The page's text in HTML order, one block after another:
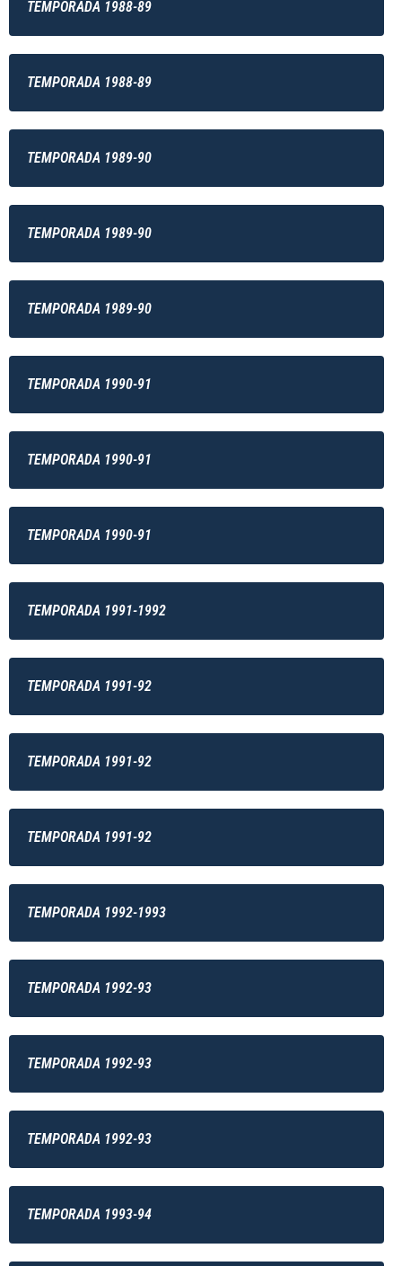
TEMPORADA 1988-89
TEMPORADA 1988-89
TEMPORADA 1989-90
TEMPORADA 1989-90
TEMPORADA 1989-90
TEMPORADA 1990-91
TEMPORADA 1990-91
TEMPORADA 1990-91
TEMPORADA 1991-1992
TEMPORADA 1991-92
TEMPORADA 1991-92
TEMPORADA 1991-92
TEMPORADA 1992-1993
TEMPORADA 1992-93
TEMPORADA 1992-93
TEMPORADA 1992-93
TEMPORADA 1993-94